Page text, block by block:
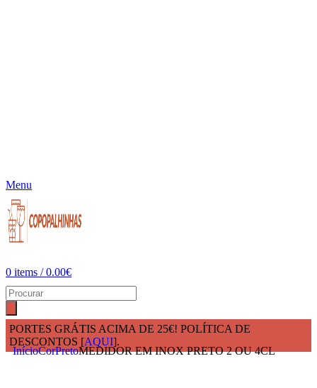
Menu
0 items / 0.00€
PORTES GRÁTIS ACIMA DE 25€! POLÍTICA DE
DESCONTOS [AQUI].
InícioCorPretoMEDIDOR EM INOX PRETO 2 OU 4CL